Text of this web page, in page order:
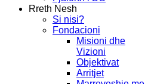
Rreth Nesh
Si nisi?
Fondacioni
Misioni dhe
Vizioni
Objektivat
Arritjet